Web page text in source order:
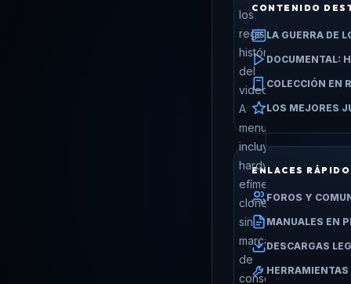
los
registros
históricos
del
videojuego.
A
menudo
incluye
hardware
efímero,
clones
sin
marca
de
consolas
CONTENIDO
LA GUERRA DE
DOCUMENTAL:
COLECCIÓN EN
LOS MEJORES
ENLACES
FOROS Y
MANUALES EN
DESCARGAS
HERRAMIENTAS